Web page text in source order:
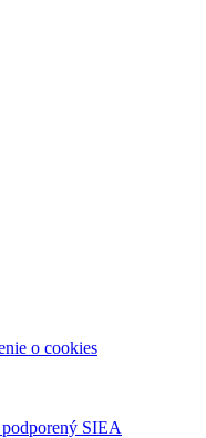
o cookies
SIEA